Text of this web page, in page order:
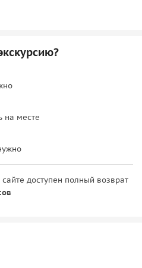
на месте
доступен полный возврат